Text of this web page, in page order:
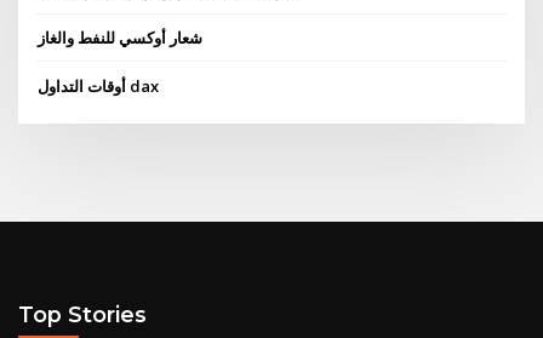
شعار أوكسي للنفط والغاز
أوقات التداول dax
Top Stories